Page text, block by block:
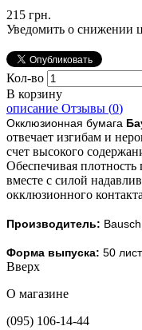
215 грн.
Уведомить о снижении
Кол-во
В корзину
описание Отзывы (0)
Окклюзионная бумага
отвечает изгибам и
счет высокого
Обеспечивая
вместе с силой
окклюзионного
Производитель:
Форма выпуска: 50
Вверх
О магазине
(095) 106-14-44